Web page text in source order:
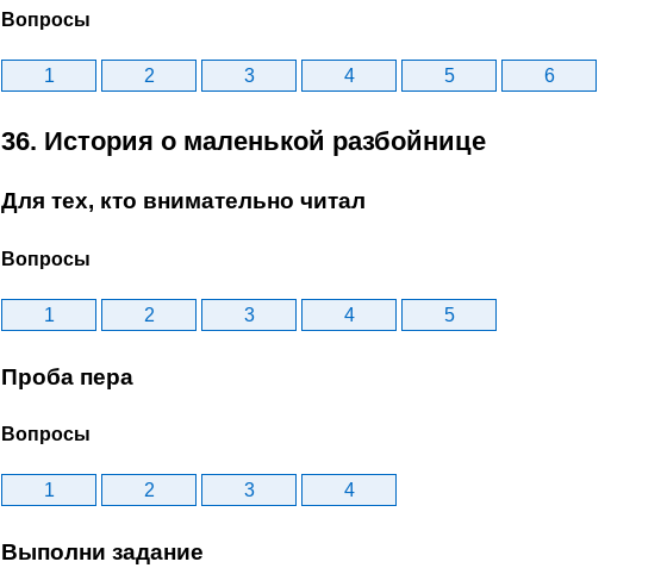
Вопросы
1 2 3 4 5 6
36. История о маленькой разбойнице
Для тех, кто внимательно читал
Вопросы
1 2 3 4 5
Проба пера
Вопросы
1 2 3 4
Выполни задание